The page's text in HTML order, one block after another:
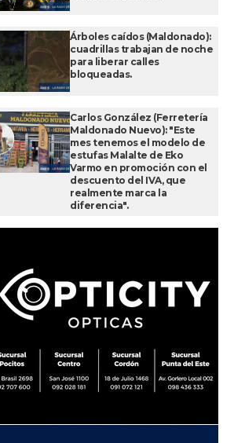
Árboles caídos (Maldonado):
cuadrillas trabajan de noche
para liberar calles
bloqueadas.
Carlos González (Ferretería
Maldonado Nuevo): "Este
mes tenemos el modelo de
estufas Malalte de Eko
Varmo en promoción con el
descuento del IVA, que
realmente marca la
diferencia".